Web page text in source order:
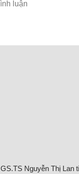
GS.TS Nguyễn Thị Lan